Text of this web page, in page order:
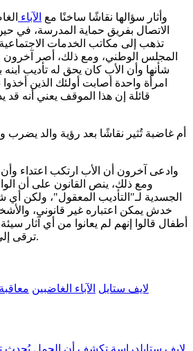
وأثار سؤالها نقاشًا ساخنًا مع الآباء
الاتصال بفريق حماية المدرسة، في
تذهب إلى مكاتب الخدمات
المجلس الوطني، ومع ذلك، أصر
شأنها وأن الأب كان يحق له تأديب
امرأة واحدة أصابت أولئك الذين
قائلة إن هذا الموقف يعني أنه
ومع ذلك، ينص القانون على أن
الجسدية لـ"التأديب المعقول"، ولكن
خدش يمكن اعتباره غير قانوني،
أطفال قالوا إنهم لم يعانوا من أي آثار
ترقى إلى مستوى إساءة المعاملة.
لايف ستايل الآباء الغاضبين